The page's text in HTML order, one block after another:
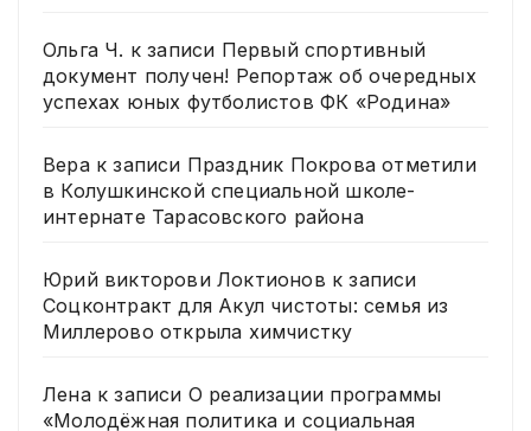
Ольга Ч. к записи Первый спортивный
документ получен! Репортаж об очередных
успехах юных футболистов ФК «Родина»
Верак записи Праздник Покрова отметили
в Колушкинской специальной школе-
интернате Тарасовского района
Юрий викторови Локтионов к записи
Соцконтракт для Акул чистоты: семья из
Миллерово открыла химчистку
Ленак записи О реализации программы
«Молодёжная политика и социальная